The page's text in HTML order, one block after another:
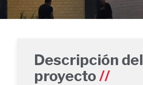
Descripción del
proyecto